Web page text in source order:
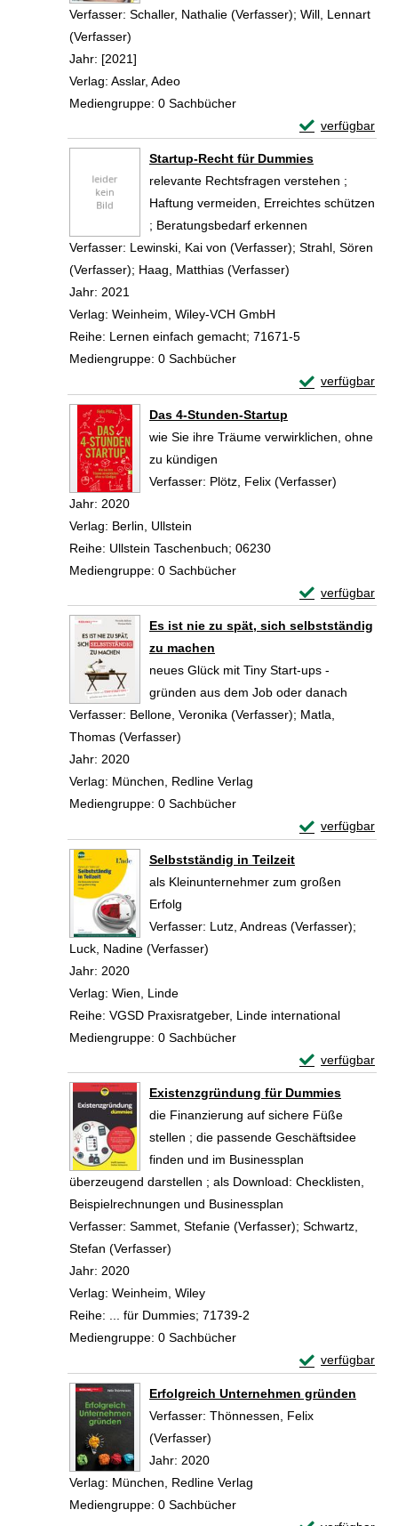
Verfasser: Schaller, Nathalie (Verfasser); Will, Lennart
(Verfasser)
Jahr: [2021]
Verlag: Asslar, Adeo
Mediengruppe: 0 Sachbücher
verfügbar
Exemplar-
Startup-Recht für Dummies
relevante Rechtsfragen verstehen ;
Haftung vermeiden, Erreichtes schützen
; Beratungsbedarf erkennen
Verfasser: Lewinski, Kai von (Verfasser); Strahl, Sören
(Verfasser); Haag, Matthias (Verfasser)
Jahr: 2021
Verlag: Weinheim, Wiley-VCH GmbH
Reihe: Lernen einfach gemacht; 71671-5
Mediengruppe: 0 Sachbücher
verfügbar
Exemplar-
Das 4-Stunden-Startup
wie Sie ihre Träume verwirklichen, ohne
zu kündigen
Verfasser: Plötz, Felix (Verfasser)
Jahr: 2020
Verlag: Berlin, Ullstein
Reihe: Ullstein Taschenbuch; 06230
Mediengruppe: 0 Sachbücher
verfügbar
Exemplar-
Es ist nie zu spät, sich selbstständig
zu machen
neues Glück mit Tiny Start-ups -
gründen aus dem Job oder danach
Verfasser: Bellone, Veronika (Verfasser); Matla,
Thomas (Verfasser)
Jahr: 2020
Verlag: München, Redline Verlag
Mediengruppe: 0 Sachbücher
verfügbar
Exemplar-
Selbstständig in Teilzeit
als Kleinunternehmer zum großen
Erfolg
Verfasser: Lutz, Andreas (Verfasser);
Luck, Nadine (Verfasser)
Jahr: 2020
Verlag: Wien, Linde
Reihe: VGSD Praxisratgeber, Linde international
Mediengruppe: 0 Sachbücher
verfügbar
Exemplar-
Existenzgründung für Dummies
die Finanzierung auf sichere Füße
stellen ; die passende Geschäftsidee
finden und im Businessplan
überzeugend darstellen ; als Download: Checklisten,
Beispielrechnungen und Businessplan
Verfasser: Sammet, Stefanie (Verfasser); Schwartz,
Stefan (Verfasser)
Jahr: 2020
Verlag: Weinheim, Wiley
Reihe: ... für Dummies; 71739-2
Mediengruppe: 0 Sachbücher
verfügbar
Exemplar-
Erfolgreich Unternehmen gründen
Verfasser: Thönnessen, Felix
(Verfasser)
Jahr: 2020
Verlag: München, Redline Verlag
Mediengruppe: 0 Sachbücher